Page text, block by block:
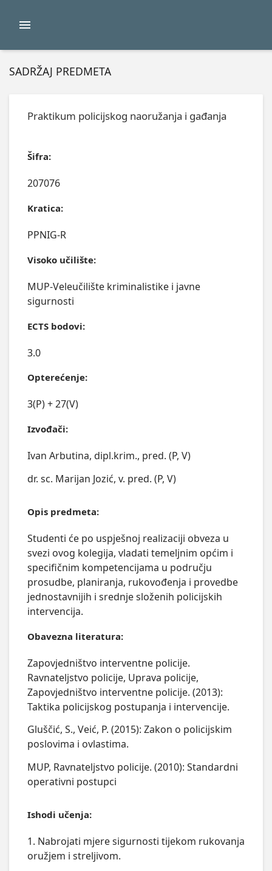
SADRŽAJ PREDMETA
Praktikum policijskog naoružanja i gađanja
Šifra:
207076
Kratica:
PPNIG-R
Visoko učilište:
MUP-Veleučilište kriminalistike i javne
sigurnosti
ECTS bodovi:
3.0
Opterećenje:
3(P) + 27(V)
Izvođači:
Ivan Arbutina, dipl.krim., pred. (P, V)
dr. sc. Marijan Jozić, v. pred. (P, V)
Opis predmeta:
Studenti će po uspješnoj realizaciji obveza u
svezi ovog kolegija, vladati temeljnim općim i
specifičnim kompetencijama u području
prosudbe, planiranja, rukovođenja i provedbe
jednostavnijih i srednje složenih policijskih
intervencija.
Obavezna literatura:
Zapovjedništvo interventne policije.
Ravnateljstvo policije, Uprava policije,
Zapovjedništvo interventne policije. (2013):
Taktika policijskog postupanja i intervencije.
Gluščić, S., Veić, P. (2015): Zakon o policijskim
poslovima i ovlastima.
MUP, Ravnateljstvo policije. (2010): Standardni
operativni postupci
Ishodi učenja:
1. Nabrojati mjere sigurnosti tijekom rukovanja
oružjem i streljivom.